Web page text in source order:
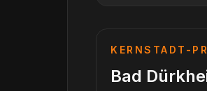
KERNSTADT-
Bad